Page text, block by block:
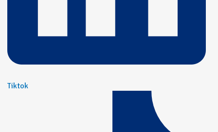
Tiktok